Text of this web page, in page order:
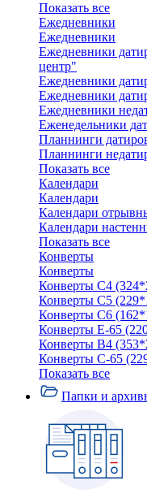
Показать все
Ежедневники
Ежедневники
Ежедневники
центр"
Ежедневники
Ежедневники
Ежедневники
Еженедельники
Планнинги
Планнинги
Показать все
Календари
Календари
Календари
Календари
Показать все
Конверты
Конверты
Конверты C4
Конверты C5
Конверты C6
Конверты E-65
Конверты В4
Конверты С-65
Показать все
Папки и